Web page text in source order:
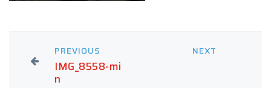
PREVIOUS
IMG_8558-mi
n
NEXT